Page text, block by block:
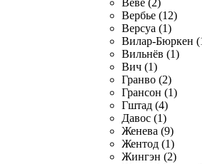
Веве (2)
Вербье (12)
Версуа (1)
Вилар-Бюркен
Вильнёв (1)
Вич (1)
Гранво (2)
Грансон (1)
Гштад (4)
Давос (1)
Женева (9)
Жентод (1)
Жингэн (2)